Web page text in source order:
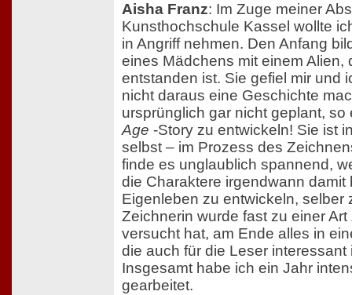
Aisha Franz: Im Zuge meiner
Kunsthochschule Kassel wollte
in Angriff nehmen. Den Anfang
eines Mädchens mit einem Alien,
entstanden ist. Sie gefiel mir und
nicht daraus eine Geschichte
ursprünglich gar nicht geplant,
Age -Story zu entwickeln! Sie ist
selbst – im Prozess des
finde es unglaublich spannend,
die Charaktere irgendwann damit
Eigenleben zu entwickeln, selber
Zeichnerin wurde fast zu einer
versucht hat, am Ende alles in
die auch für die Leser interessant
Insgesamt habe ich ein Jahr
gearbeitet.